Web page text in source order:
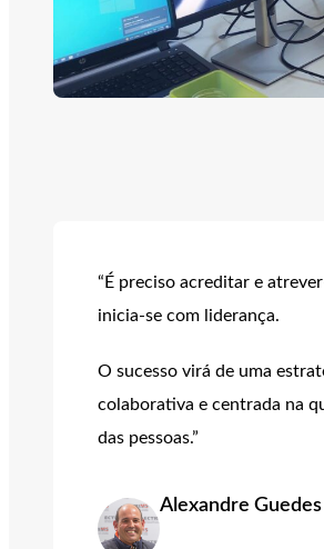
“É preciso acreditar e
inicia-se com liderança.
O sucesso virá de uma
colaborativa e centrada na
das pessoas.”
Alexandre Guedes